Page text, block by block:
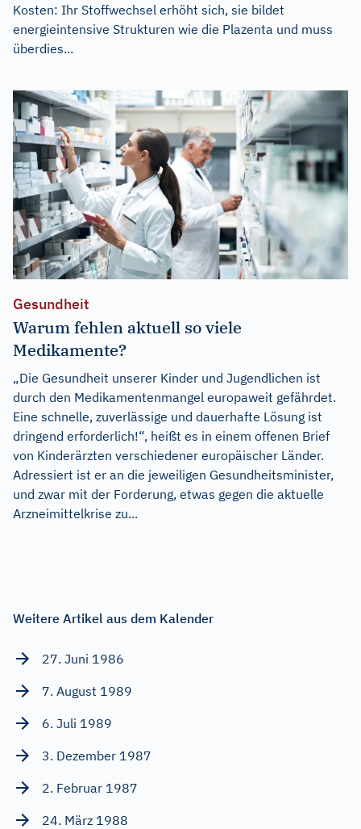
Kosten: Ihr Stoffwechsel erhöht sich, sie bildet
energieintensive Strukturen wie die Plazenta und muss
überdies...
Gesundheit
Warum fehlen aktuell so viele
Medikamente?
„Die Gesundheit unserer Kinder und Jugendlichen ist
durch den Medikamentenmangel europaweit gefährdet.
Eine schnelle, zuverlässige und dauerhafte Lösung ist
dringend erforderlich!“, heißt es in einem offenen Brief
von Kinderärzten verschiedener europäischer Länder.
Adressiert ist er an die jeweiligen Gesundheitsminister,
und zwar mit der Forderung, etwas gegen die aktuelle
Arzneimittelkrise zu...
Weitere Artikel aus dem Kalender
27. Juni 1986
7. August 1989
6. Juli 1989
3. Dezember 1987
2. Februar 1987
24. März 1988